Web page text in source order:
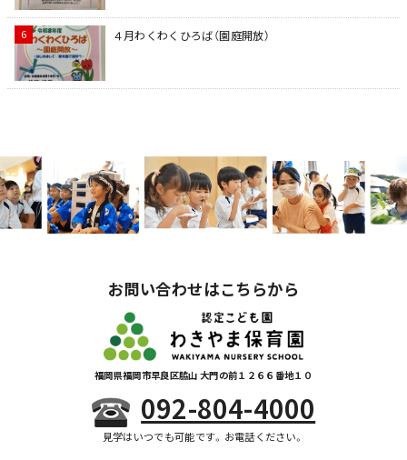
４月わくわくひろば（園庭開放）
お問い合わせはこちらから
福岡県福岡市早良区脇山 大門の前１２６６番地１０
092-804-4000
見学はいつでも可能です。お電話ください。